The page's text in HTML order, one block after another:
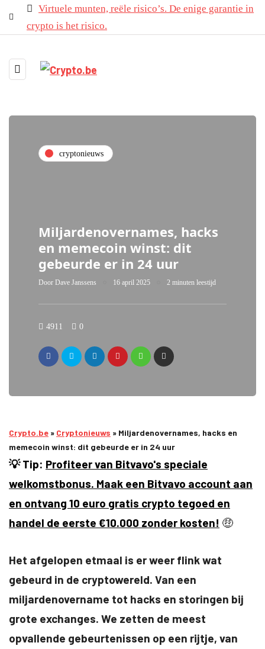
Virtuele munten, reële risico’s. De enige garantie in
crypto is het risico.
cryptonieuws
Miljardenovernames, hacks
en memecoin winst: dit
gebeurde er in 24 uur
Door Dave Janssens 16 april 2025 2 minuten leestijd
4911 0
Crypto.be » Cryptonieuws » Miljardenovernames, hacks en
memecoin winst: dit gebeurde er in 24 uur
💡 Tip: Profiteer van Bitvavo's speciale
welkomstbonus. Maak een Bitvavo account aan
en ontvang 10 euro gratis crypto tegoed en
handel de eerste €10.000 zonder kosten! 🤑
Het afgelopen etmaal is er weer flink wat
gebeurd in de cryptowereld. Van een
miljardenovername tot hacks en storingen bij
grote exchanges. We zetten de meest
opvallende gebeurtenissen op een rijtje, van